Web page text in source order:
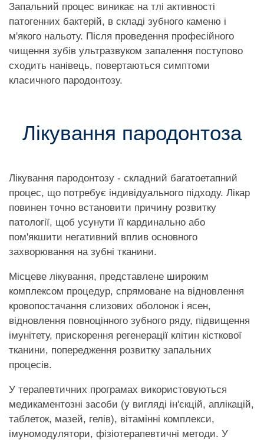
Запальний процес виникає на тлі активності
патогенних бактерій, в складі зубного каменю і
м'якого нальоту. Після проведення професійного
чищення зубів ультразвуком запалення поступово
сходить нанівець, повертаються симптоми
класичного пародонтозу.
Лікування пародонтоза
Лікування пародонтозу - складний багатоетапний
процес, що потребує індивідуального підходу. Лікар
повинен точно встановити причину розвитку
патології, щоб усунути її кардинально або
пом'якшити негативний вплив основного
захворювання на зубні тканини.
Місцеве лікування, представлене широким
комплексом процедур, спрямоване на відновлення
кровопостачання слизових оболонок і ясен,
відновлення повноцінного зубного ряду, підвищення
імунітету, прискорення регенерації клітин кісткової
тканини, попередження розвитку запальних
процесів.
У терапевтичних програмах використовуються
медикаментозні засоби (у вигляді ін'єкцій, аплікацій,
таблеток, мазей, гелів), вітамінні комплекси,
імуномодулятори, фізіотерапевтичні методи. У